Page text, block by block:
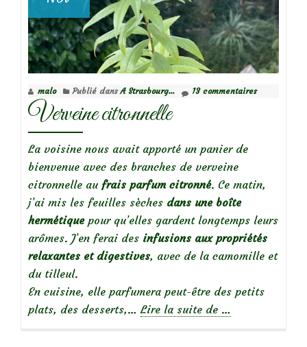
malo Publié dansA Strasbourg... 13 commentaires
Verveine citronnelle
La voisine nous avait apporté un panier de
bienvenue avec des branches de verveine
citronnelle au frais parfum citronné. Ce matin,
j’ai mis les feuilles sèches dans une boîte
hermétiquepour qu’elles gardent longtemps leurs
arômes. J’en ferai des infusions aux propriétés
relaxantes et digestives, avec de la camomille et
du tilleul.
En cuisine, elle parfumera peut-être des petits
plats, des desserts,… Lire la suite de …